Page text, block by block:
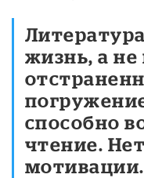
жизнь, а не
способно
чтение.
мотивации.